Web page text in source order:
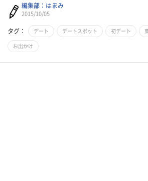
編集部：はまみ
2015/10/05
タグ： デート デートスポット 初デート
お出かけ